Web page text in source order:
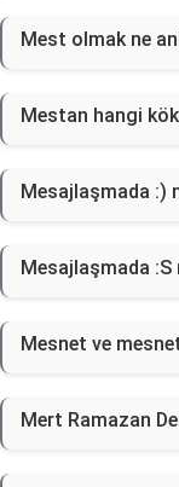
Mest olmak ne
Mestan hangi
Mesajlaşmada :)
Mesajlaşmada :S
Mesnet ve
Mert Ramazan